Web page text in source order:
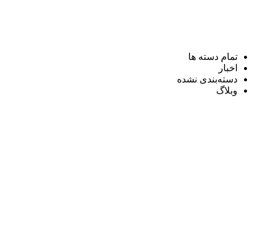
تمام دسته ها
اخبار
دسته‌بندی نشده
وبلاگ